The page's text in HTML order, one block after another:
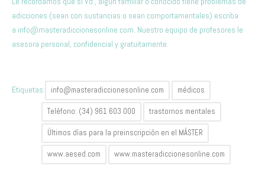
adicciones (sean con sustancias o sean comportamentales) escriba
a info@masteradiccionesonline.com. Nuestro equipo de profesores le
asesora personal, confidencial y gratuitamente.
Etiquetas: info@masteradiccionesonline.com médicos
Teléfono: (34) 961 603 000 trastornos mentales
Últimos días para la preinscripción en el MÁSTER
www.aesed.com www.masteradiccionesonline.com